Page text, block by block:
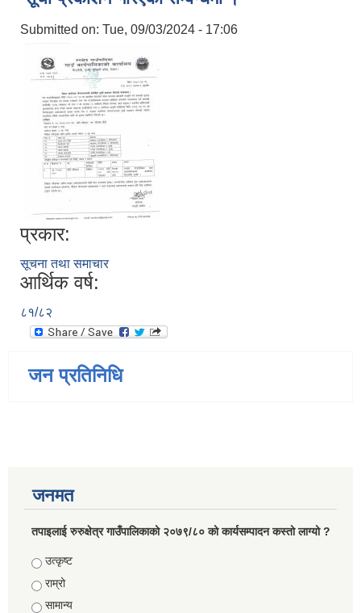
Submitted on: Tue, 09/03/2024 - 17:06
प्रकार:
सूचना तथा समाचार
आर्थिक वर्ष:
८१/८२
जन प्रतिनिधि
जनमत
तपाइलाई रुरुक्षेत्र गाउँपालिकाको २०७९/८० को कार्यसम्पादन कस्तो लाग्यो ?
Choices
उत्कृष्ट
राम्रो
सामान्य